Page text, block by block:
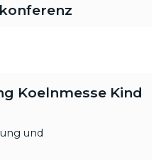
Koelnmesse Kind
und